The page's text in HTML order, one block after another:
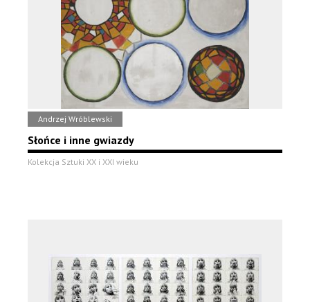
Andrzej Wróblewski
Słońce i inne gwiazdy
Kolekcja Sztuki XX i XXI wieku